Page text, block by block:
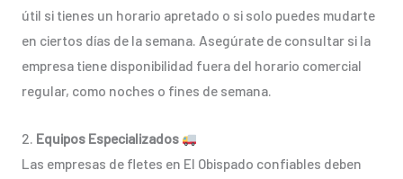
útil si tienes un horario apretado o si solo puedes mudarte
en ciertos días de la semana. Asegúrate de consultar si la
empresa tiene disponibilidad fuera del horario comercial
regular, como noches o fines de semana.
2. Equipos Especializados
Las empresas de fletes en El Obispado confiables deben